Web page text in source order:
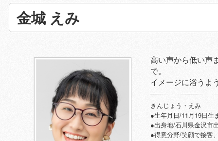
金城 えみ
高い声から低い声
で。
イメージに浴うよ
きんじょう・えみ
●生年月日/11月19日生
●出身地/石川県金沢市
●得意分野/笑顔で接客